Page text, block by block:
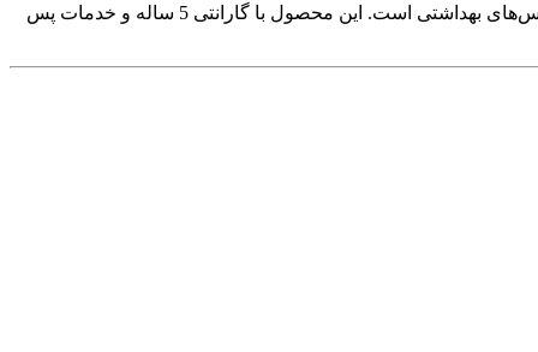
فلاش تانک محک مدل 850BL با ترکیب طراحی مدرن، عملکرد بهینه و صرفه‌جویی در مصرف آب، گزینه‌ای مناسب برای بهبود کارایی سرویس‌های بهداشتی است. این محصول با گارانتی 5 ساله و خدمات پس